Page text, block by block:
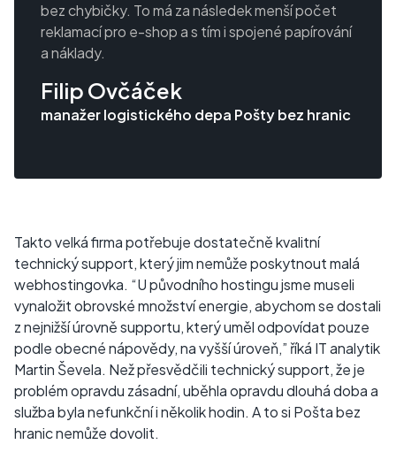
bez chybičky. To má za následek menší počet
reklamací pro e-shop a s tím i spojené papírování
a náklady.
Filip Ovčáček
manažer logistického depa Pošty bez hranic
Takto velká firma potřebuje dostatečně kvalitní
technický support, který jim nemůže poskytnout malá
webhostingovka. “U původního hostingu jsme museli
vynaložit obrovské množství energie, abychom se dostali
z nejnižší úrovně supportu, který uměl odpovídat pouze
podle obecné nápovědy, na vyšší úroveň,” říká IT analytik
Martin Ševela. Než přesvědčili technický support, že je
problém opravdu zásadní, uběhla opravdu dlouhá doba a
služba byla nefunkční i několik hodin. A to si Pošta bez
hranic nemůže dovolit.